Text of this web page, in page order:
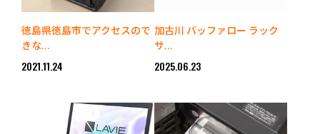
徳島県徳島市でアクセスので
きな...
2021.11.24
加古川 バッファロー ラック
サ...
2025.06.23